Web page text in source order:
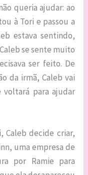
queria ajudar: ao
à Tori e passou a
estava sentindo,
se sente muito
ser feito. De
da irmã, Caleb vai
para ajudar
Caleb decide criar,
uma empresa de
por Ramie para